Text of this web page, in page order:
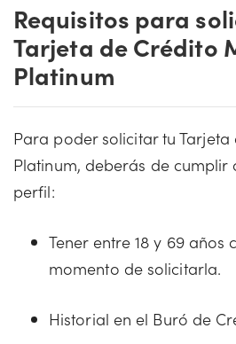
Requisitos para
Tarjeta de Crédito
Platinum
Para poder solicitar tu Tarjeta
Platinum, deberás de cumplir
perfil:
Tener entre 18 y 69 años
momento de solicitarla.
Historial en el Buró de